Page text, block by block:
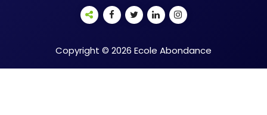
Copyright © 2026 Ecole Abondance